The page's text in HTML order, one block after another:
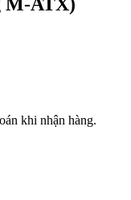
khi nhận hàng.